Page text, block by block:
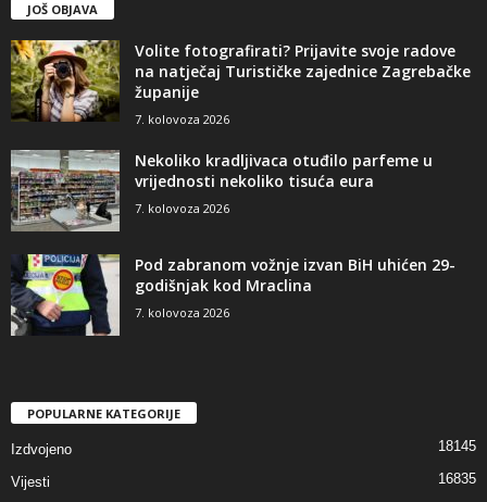
JOŠ OBJAVA
Volite fotografirati? Prijavite svoje radove
na natječaj Turističke zajednice Zagrebačke
županije
7. kolovoza 2026
Nekoliko kradljivaca otuđilo parfeme u
vrijednosti nekoliko tisuća eura
7. kolovoza 2026
Pod zabranom vožnje izvan BiH uhićen 29-
godišnjak kod Mraclina
7. kolovoza 2026
POPULARNE KATEGORIJE
Izdvojeno 18145
Vijesti 16835